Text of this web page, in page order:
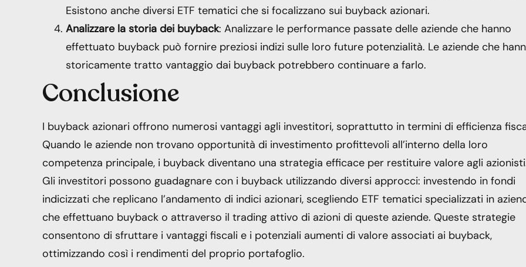
Esistono anche diversi ETF tematici che si focalizzano sui buyback azionari.
Analizzare la storia dei buyback: Analizzare le performance passate delle aziende che hanno
effettuato buyback può fornire preziosi indizi sulle loro future potenzialità. Le aziende che
storicamente tratto vantaggio dai buyback potrebbero continuare a farlo.
Conclusione
I buyback azionari offrono numerosi vantaggi agli investitori, soprattutto in termini di efficienza
Quando le aziende non trovano opportunità di investimento profittevoli all’interno della loro
competenza principale, i buyback diventano una strategia efficace per restituire valore agli
Gli investitori possono guadagnare con i buyback utilizzando diversi approcci: investendo in fondi
indicizzati che replicano l’andamento di indici azionari, scegliendo ETF tematici specializzati in
che effettuano buyback o attraverso il trading attivo di azioni di queste aziende. Queste strategie
consentono di sfruttare i vantaggi fiscali e i potenziali aumenti di valore associati ai buyback,
ottimizzando così i rendimenti del proprio portafoglio.